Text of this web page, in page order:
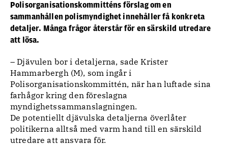
Polisorganisationskommitténs förslag om en
sammanhållen polismyndighet innehåller få konkreta
detaljer. Många frågor återstår för en särskild utredare
att lösa.
– Djävulen bor i detaljerna, sade Krister
Hammarbergh (M), som ingår i
Polisorganisationskommittén, när han luftade sina
farhågor kring den föreslagna
myndighetssammanslagningen.
De potentiellt djävulska detaljerna överlåter
politikerna alltså med varm hand till en särskild
utredare att ansvara för.